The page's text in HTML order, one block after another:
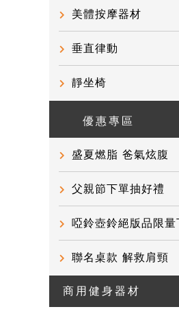
美體按摩器材
垂直律動
靜坐椅
優惠專區
盛夏燃脂 爸氣炫腹
父親節下單抽好禮
啞鈴壺鈴絕版品限量
聯名桌款 解救肩頸
商用健身器材